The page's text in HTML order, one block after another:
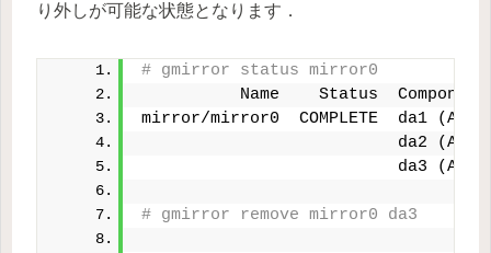
り外しが可能な状態となります．
# gmirror status mirror0
Name    Status
mirror/mirror0  COMPLETE  da1
da2
da3
# gmirror remove mirror0 da3